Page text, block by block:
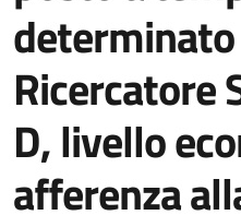
Ricercatore
D, livello
afferenza